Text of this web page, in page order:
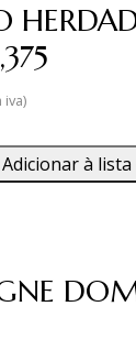
iva)
Adicionar à lista